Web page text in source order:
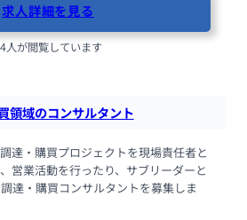
求人詳細を見る
人が閲覧しています
領域のコンサルタント
達・購買プロジェクトを現場責任者と
営業活動を行ったり、サブリーダーと
達・購買コンサルタントを募集しま